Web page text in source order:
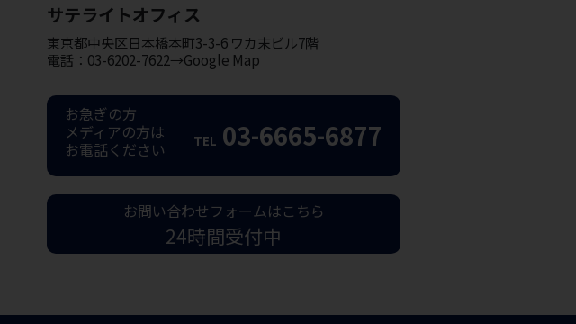
サテライトオフィス
東京都中央区日本橋本町3-3-6 ワカ末ビル7階
電話：03-6202-7622→Google Map
お急ぎの方
メディアの方は
お電話ください
TEL 03-6665-6877
お問い合わせフォームはこちら
24時間受付中